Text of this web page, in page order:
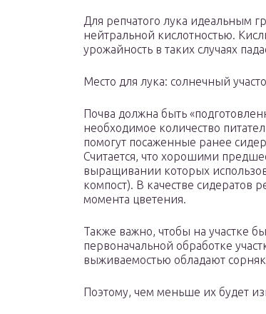
Для репчатого лука идеальным
нейтральной кислотностью.
урожайность в таких случаях
Место для лука: солнечный
Почва должна быть
необходимое количество
помогут посаженные ранее
Считается, что хорошими
выращивании которых
компост). В качестве
момента цветения.
Также важно, чтобы на участке
первоначальной обработке
выживаемостью обладают
Поэтому, чем меньше их будет